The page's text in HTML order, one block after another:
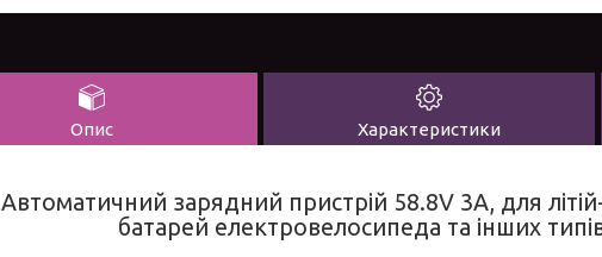
Опис Характеристики
Автоматичний зарядний пристрій 58.8V 3А, для
батарей електровелосипеда та інших